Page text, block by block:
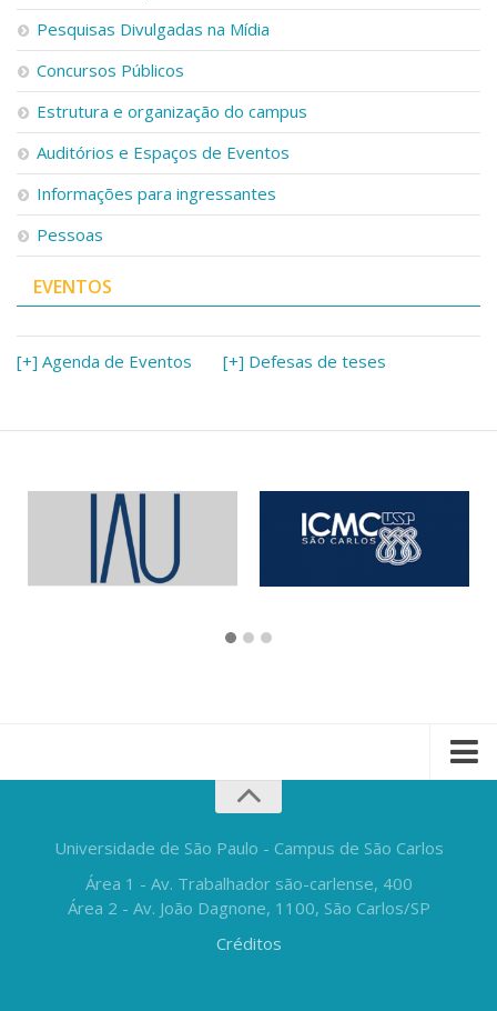
Pesquisas Divulgadas na Mídia
Concursos Públicos
Estrutura e organização do campus
Auditórios e Espaços de Eventos
Informações para ingressantes
Pessoas
EVENTOS
[+] Agenda de Eventos [+] Defesas de teses
Universidade de São Paulo - Campus de São Carlos
Área 1 - Av. Trabalhador são-carlense, 400
Área 2 - Av. João Dagnone, 1100, São Carlos/SP
Créditos